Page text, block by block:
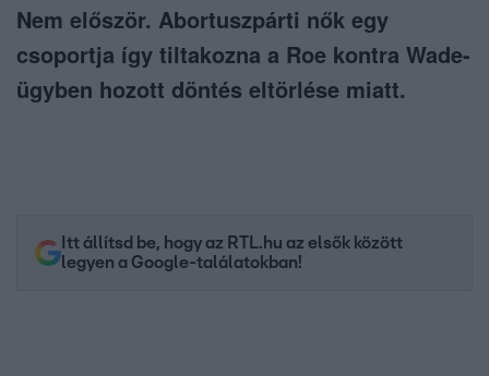
Nem először. Abortuszpárti nők egy
csoportja így tiltakozna a Roe kontra Wade-
ügyben hozott döntés eltörlése miatt.
Itt állítsd be, hogy az RTL.hu az elsők között
legyen a Google-találatokban!